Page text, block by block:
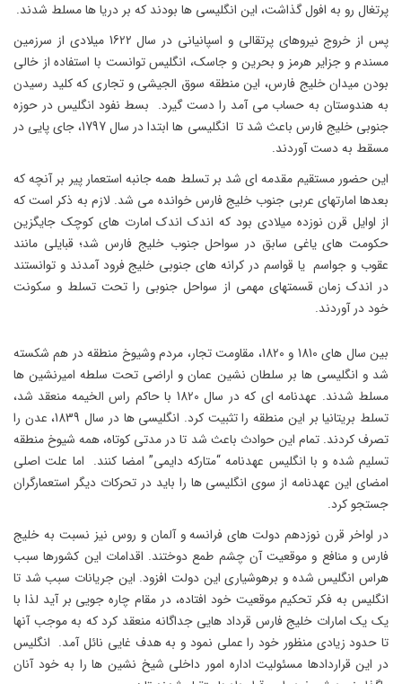
پرتغال رو به افول گذاشت، این انگلیسی ها بودند که بر دریا ها مسلط شدند.
پس از خروج نیروهای پرتقالی و اسپانیانی در سال 1622 میلادی از سرزمین
مسندم و جزایر هرمز و بحرین و جاسک، انگلیس توانست با استفاده از خالی
بودن میدان خلیج فارس، این منطقه سوق الجیشی و تجاری که کلید رسیدن
به هندوستان به حساب می آمد را دست گیرد. بسط نفود انگلیس در حوزه
جنوبی خلیج فارس باعث شد تا انگلیسی ها ابتدا در سال 1797، جای پایی در
مسقط به دست آوردند.
این حضور مستقیم مقدمه ای شد بر تسلط همه جانبه استعمار پیر بر آنچه که
بعدها امارتهای عربی جنوب خلیج فارس خوانده می شد. لازم به ذکر است که
از اوایل قرن نوزده میلادی بود که اندک اندک امارت های کوچک جایگزین
حکومت های یاغی سابق در سواحل جنوب خلیج فارس شد؛ قبایلی مانند
عقوب و جواسم یا قواسم در کرانه های جنوبی خلیج فرود آمدند و توانستند
در اندک زمان قسمتهای مهمی از سواحل جنوبی را تحت تسلط و سکونت
خود در آوردند.
بین سال های 1810 و 1820، مقاومت تجار، مردم وشیوخ منطقه در هم شکسته
شد و انگلیسی ها بر سلطان نشین عمان و اراضی تحت سلطه امیرنشین ها
مسلط شدند. عهدنامه ای که در سال 1820 با حاکم راس الخیمه منعقد شد،
تسلط بریتانیا بر این منطقه را تثبیت کرد. انگلیسی ها در سال 1839، عدن را
تصرف کردند. تمام این حوادث باعث شد تا در مدتی کوتاه، همه شیوخ منطقه
تسلیم شده و با انگلیس عهدنامه “متارکه دایمی” امضا کنند. اما علت اصلی
امضای این عهدنامه از سوی انگلیسی ها را باید در تحرکات دیگر استعمارگران
جستجو کرد.
در اواخر قرن نوزدهم دولت های فرانسه و آلمان و روس نیز نسبت به خلیج
فارس و منافع و موقعیت آن چشم طمع دوختند. اقدامات این کشورها سبب
هراس انگلیس شده و برهوشیاری این دولت افزود. این جریانات سبب شد تا
انگلیس به فکر تحکیم موقعیت خود افتاده، در مقام چاره جویی بر آید لذا با
یک یک امارات خلیج فارس قرداد هایی جداگانه منعقد کرد که به موجب آنها
تا حدود زیادی منظور خود را عملی نمود و به هدف غایی نائل آمد. انگلیس
در این قراردادها مسئولیت اداره امور داخلی شیخ نشین ها را به خود آنان